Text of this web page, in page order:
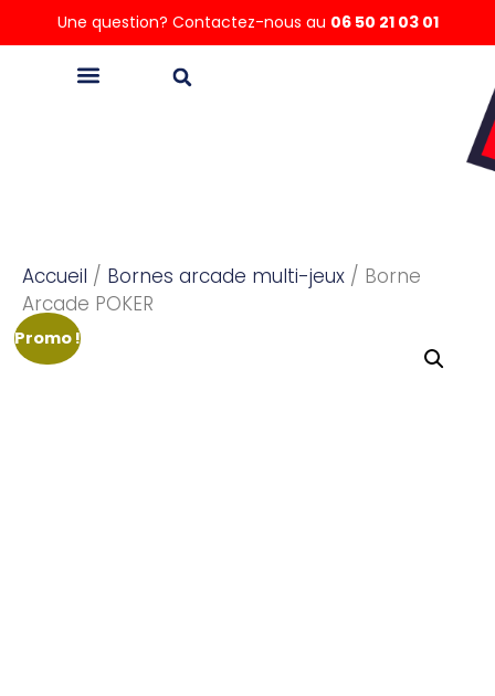
Une question? Contactez-nous au 06 50 21 03 01
Accueil / Bornes arcade multi-jeux / Borne
Arcade POKER
Promo !